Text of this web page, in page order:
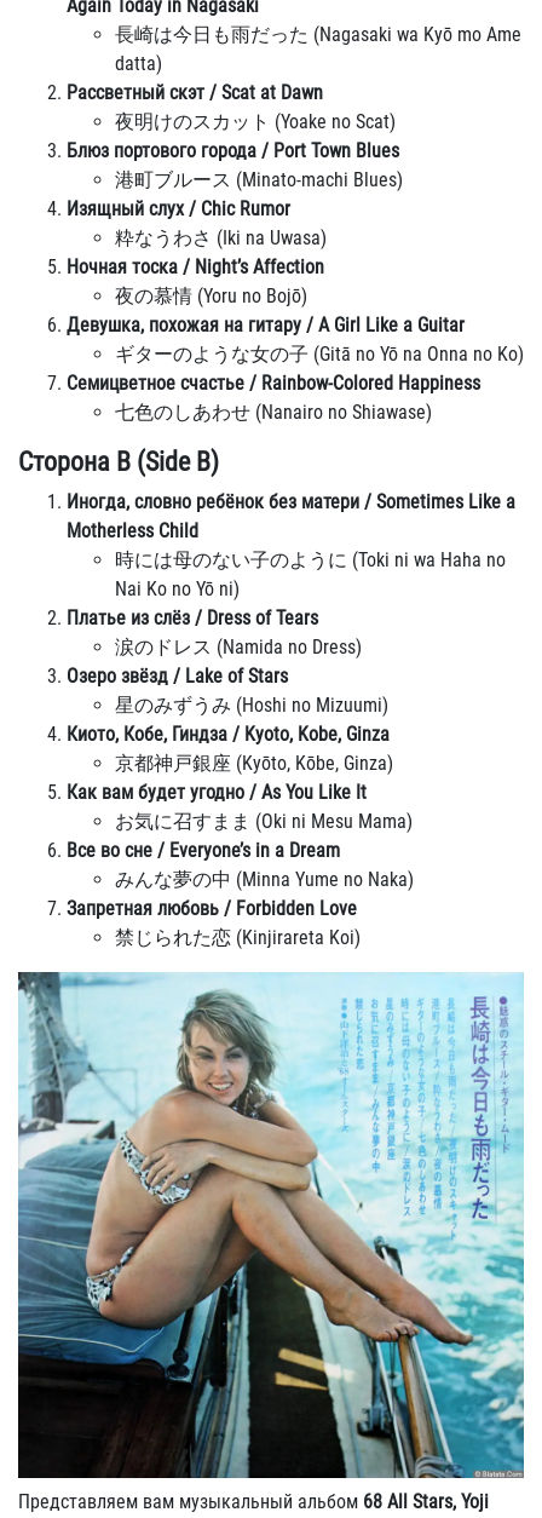
Again Today in Nagasaki
長崎は今日も雨だった (Nagasaki wa Kyō mo Ame
datta)
Рассветный скэт / Scat at Dawn
夜明けのスカット (Yoake no Scat)
Блюз портового города / Port Town Blues
港町ブルース (Minato-machi Blues)
Изящный слух / Chic Rumor
粋なうわさ (Iki na Uwasa)
Ночная тоска / Night’s Affection
夜の慕情 (Yoru no Bojō)
Девушка, похожая на гитару / A Girl Like a Guitar
ギターのような女の子 (Gitā no Yō na Onna no Ko)
Семицветное счастье / Rainbow-Colored Happiness
七色のしあわせ (Nanairo no Shiawase)
Сторона B (Side B)
Иногда, словно ребёнок без матери / Sometimes Like a
Motherless Child
時には母のない子のように (Toki ni wa Haha no
Nai Ko no Yō ni)
Платье из слёз / Dress of Tears
涙のドレス (Namida no Dress)
Озеро звёзд / Lake of Stars
星のみずうみ (Hoshi no Mizuumi)
Киото, Кобе, Гиндза / Kyoto, Kobe, Ginza
京都神戸銀座 (Kyōto, Kōbe, Ginza)
Как вам будет угодно / As You Like It
お気に召すまま (Oki ni Mesu Mama)
Все во сне / Everyone’s in a Dream
みんな夢の中 (Minna Yume no Naka)
Запретная любовь / Forbidden Love
禁じられた恋 (Kinjirareta Koi)
Представляем вам музыкальный альбом 68 All Stars, Yoji